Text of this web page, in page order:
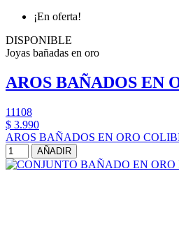
¡En oferta!
DISPONIBLE
Joyas bañadas en oro
AROS BAÑADOS EN
11108
$ 3.990
AROS BAÑADOS EN ORO
AÑADIR